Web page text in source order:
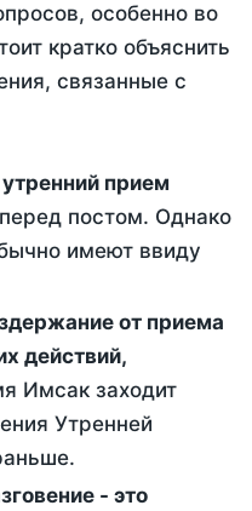
особенно во
кратко объяснить
связанные с
постом. Однако
имеют ввиду
действий,
Имсак заходит
Утренней